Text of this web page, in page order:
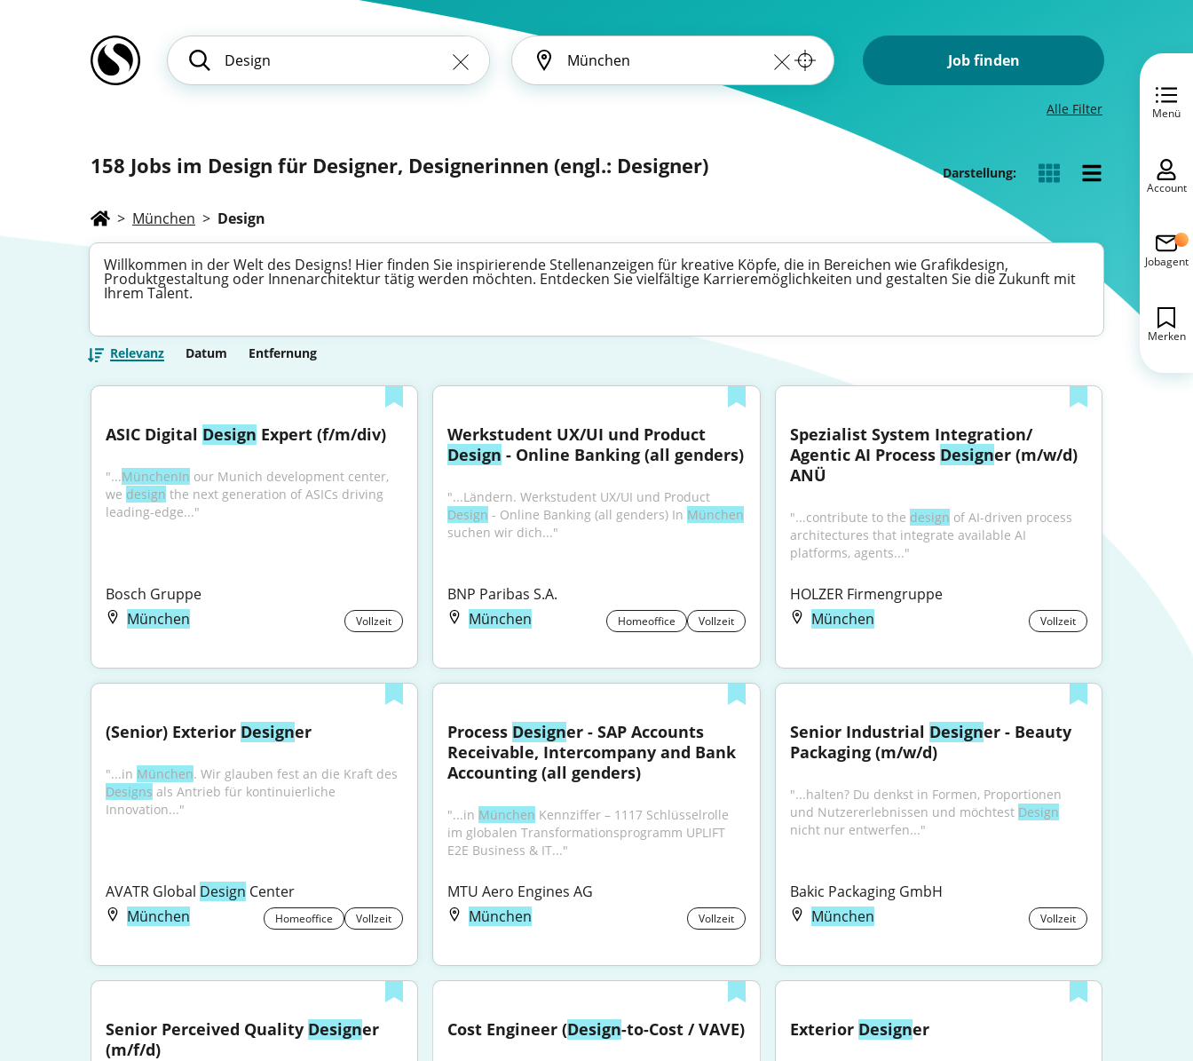
Job finden
Alle Filter
158 Jobs im Design für Designer, Designerinnen (engl.: Designer) Darstellung:
> München > Design
Willkommen in der Welt des Designs! Hier finden Sie inspirierende Stellenanzeigen für kreative Köpfe, die in Bereichen wie Grafikdesign,
Produktgestaltung oder Innenarchitektur tätig werden möchten. Entdecken Sie vielfältige Karrieremöglichkeiten und gestalten Sie die Zukunft mit
Ihrem Talent.
Relevanz Datum Entfernung
ASIC Digital Design Expert (f/m/div)
"...MünchenIn our Munich development center,
we design the next generation of ASICs driving
leading-edge..."
Bosch Gruppe
München
Vollzeit
Design - Online Banking (all genders)
Design - Online Banking (all genders) In München
suchen wir dich..."
BNP Paribas S.A.
München
Homeoffice Vollzeit
Spezialist System Integration/
Agentic AI Process Designer (m/w/d)
ANÜ
"...contribute to the design of AI-driven process
architectures that integrate available AI
platforms, agents..."
HOLZER Firmengruppe
München
Vollzeit
(Senior) Exterior Designer
"...in München
Designs als Antrieb für kontinuierliche
Innovation..."
AVATR Global Design Center
München
Homeoffice Vollzeit
Process Designer - SAP Accounts
Receivable, Intercompany and Bank
Accounting (all genders)
"...in München Kennziffer – 1117 Schlüsselrolle
im globalen Transformationsprogramm UPLIFT
E2E Business & IT..."
MTU Aero Engines AG
München
Vollzeit
Senior Industrial Designer - Beauty
Packaging (m/w/d)
"...halten? Du denkst in Formen, Proportionen
und Nutzererlebnissen und möchtest Design
nicht nur entwerfen..."
Bakic Packaging GmbH
München
Vollzeit
Senior Perceived Quality Designer
(m/f/d)
Cost Engineer (Design-to-Cost / VAVE) Exterior Designer
Menü
Account
Jobagent
Merken